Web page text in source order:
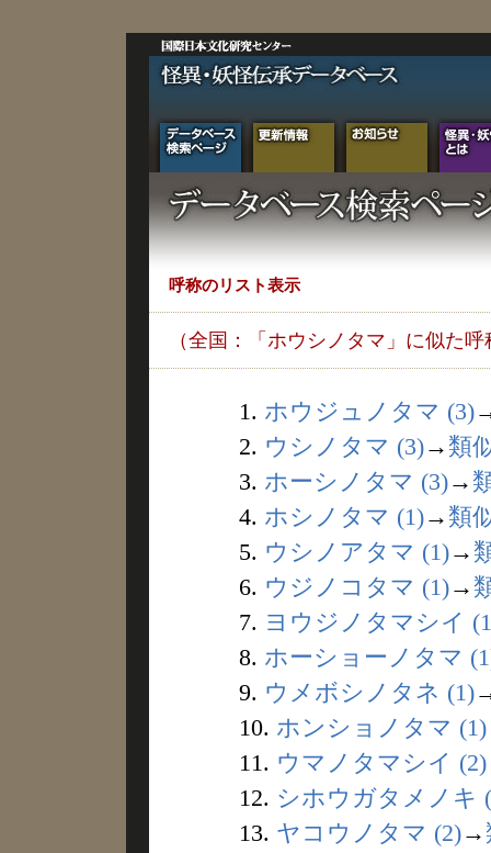
呼称のリスト表示
（全国：「ホウシノタマ」に似た呼
1. ホウジュノタマ (3)
2. ウシノタマ (3)→ 類
3. ホーシノタマ (3)→
4. ホシノタマ (1)→ 類
5. ウシノアタマ (1)→
6. ウジノコタマ (1)→
7. ヨウジノタマシイ
8. ホーショーノタマ
9. ウメボシノタネ (1)
10. ホンショノタマ (1)
11. ウマノタマシイ (2)
12. シホウガタメノキ
13. ヤコウノタマ (2)→